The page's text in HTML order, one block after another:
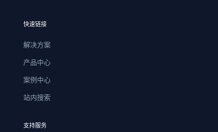
快速链接
解决方案
产品中心
案例中心
站内搜索
支持服务